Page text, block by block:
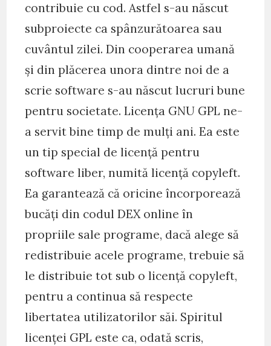
contribuie cu cod. Astfel s-au născut
subproiecte ca spânzurătoarea sau
cuvântul zilei. Din cooperarea umană
și din plăcerea unora dintre noi de a
scrie software s-au născut lucruri bune
pentru societate. Licența GNU GPL ne-
a servit bine timp de mulți ani. Ea este
un tip special de licență pentru
software liber, numită licență copyleft.
Ea garantează că oricine încorporează
bucăți din codul DEX online în
propriile sale programe, dacă alege să
redistribuie acele programe, trebuie să
le distribuie tot sub o licență copyleft,
pentru a continua să respecte
libertatea utilizatorilor săi. Spiritul
licenței GPL este ca, odată scris,